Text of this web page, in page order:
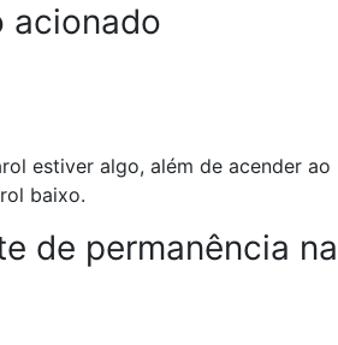
acionado
estiver algo, além de acender ao
baixo.
de permanência na